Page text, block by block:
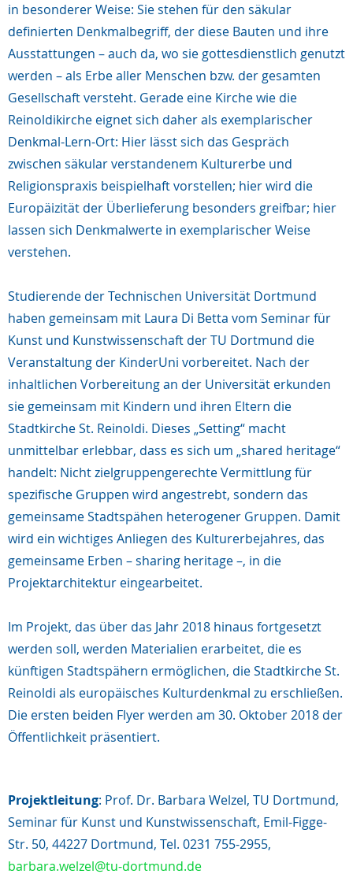
in besonderer Weise: Sie stehen für den säkular
definierten Denkmal­begriff, der diese Bauten und ihre
Ausstattungen – auch da, wo sie gottesdienstlich genutzt
werden – als Erbe aller Menschen bzw. der gesamten
Gesellschaft versteht. Gerade eine Kirche wie die
Reinoldikirche eignet sich daher als exemplarischer
Denkmal-Lern-Ort: Hier lässt sich das Gespräch
zwischen säkular verstandenem Kulturerbe und
Religionspraxis beispielhaft vorstellen; hier wird die
Europäizität der Überlieferung besonders greifbar; hier
lassen sich Denkmalwerte in exemplarischer Weise
verstehen.
Studierende der Technischen Universität Dortmund
haben gemeinsam mit Laura Di Betta vom Seminar für
Kunst und Kunstwissenschaft der TU Dortmund die
Veranstaltung der KinderUni vorbereitet. Nach der
inhaltlichen Vorbereitung an der Universität erkunden
sie gemeinsam mit Kindern und ihren Eltern die
Stadtkirche St. Reinoldi. Dieses „Setting“ macht
unmittelbar erlebbar, dass es sich um „shared heritage“
handelt: Nicht zielgruppengerechte Vermittlung für
spezifische Gruppen wird an­gestrebt, sondern das
gemeinsame Stadtspähen heterogener Gruppen. Damit
wird ein wichtiges Anliegen des Kulturerbejahres, das
gemeinsame Erben – sharing heritage –, in die
Projektarchitektur eingearbeitet.
Im Projekt, das über das Jahr 2018 hinaus fortgesetzt
werden soll, werden Materialien erarbeitet, die es
künftigen Stadtspähern ermöglichen, die Stadtkirche St.
Reinoldi als europäisches Kulturdenkmal zu erschließen.
Die ersten beiden Flyer werden am 30. Oktober 2018 der
Öffentlichkeit präsentiert.
Projektleitung: Prof. Dr. Barbara Welzel, TU Dortmund,
Seminar für Kunst und Kunstwissenschaft, Emil-Figge-
Str. 50, 44227 Dortmund, Tel. 0231 755-2955,
barbara.welzel@tu-dortmund.de